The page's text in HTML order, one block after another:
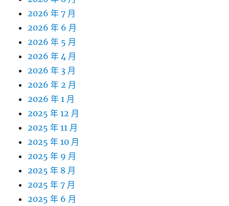
2026 年 7 月
2026 年 6 月
2026 年 5 月
2026 年 4 月
2026 年 3 月
2026 年 2 月
2026 年 1 月
2025 年 12 月
2025 年 11 月
2025 年 10 月
2025 年 9 月
2025 年 8 月
2025 年 7 月
2025 年 6 月